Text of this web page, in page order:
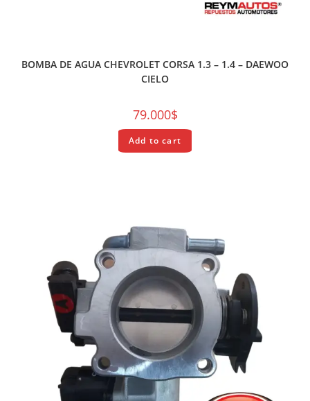
BOMBA DE AGUA CHEVROLET CORSA 1.3 – 1.4 – DAEWOO
CIELO
79.000$
Add to cart